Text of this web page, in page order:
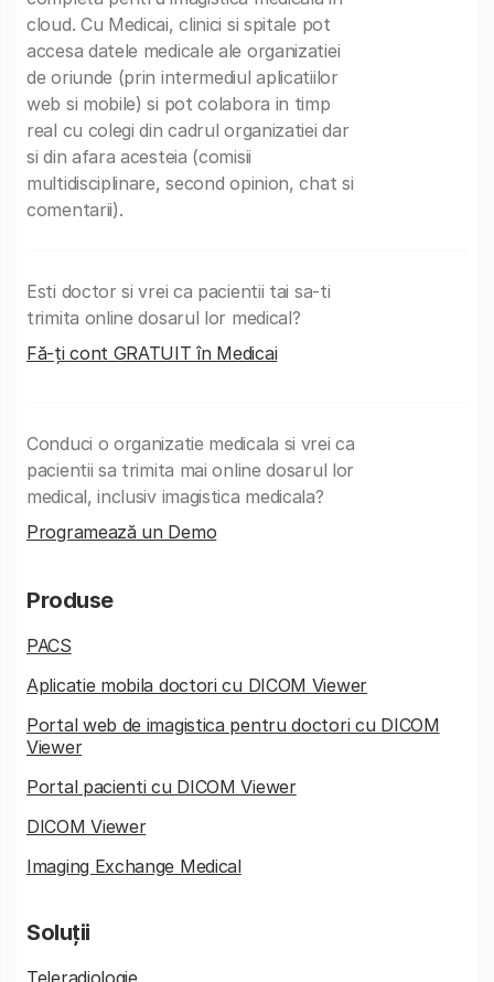
cloud. Cu Medicai, clinici si spitale pot
accesa datele medicale ale organizatiei
de oriunde (prin intermediul aplicatiilor
web si mobile) si pot colabora in timp
real cu colegi din cadrul organizatiei dar
si din afara acesteia (comisii
multidisciplinare, second opinion, chat si
comentarii).
Esti doctor si vrei ca pacientii tai sa-ti
trimita online dosarul lor medical?
Fă-ți cont GRATUIT în Medicai
Conduci o organizatie medicala si vrei ca
pacientii sa trimita mai online dosarul lor
medical, inclusiv imagistica medicala?
Programează un Demo
Produse
PACS
Aplicatie mobila doctori cu DICOM Viewer
Portal web de imagistica pentru doctori cu DICOM
Viewer
Portal pacienti cu DICOM Viewer
DICOM Viewer
Imaging Exchange Medical
Soluții
Teleradiologie